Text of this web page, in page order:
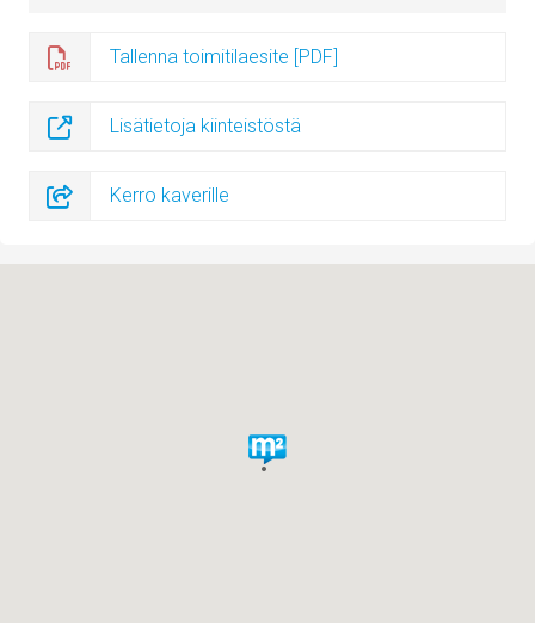
Tallenna toimitilaesite [PDF]
Lisätietoja kiinteistöstä
Kerro kaverille